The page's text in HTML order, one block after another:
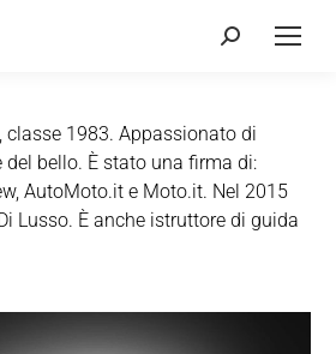
Cerca:
classe 1983. Appassionato di
bello. È stato una firma di:
AutoMoto.it e Moto.it. Nel 2015
Lusso. È anche istruttore di guida